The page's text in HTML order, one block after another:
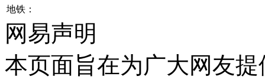
地铁：
网易声明
本页面旨在为广大网友